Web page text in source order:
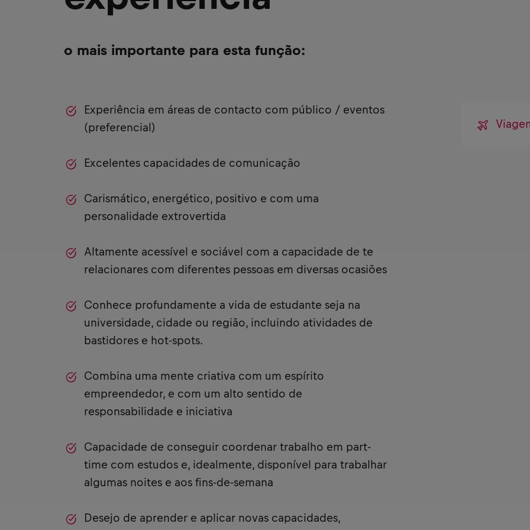
o mais importante para esta função:
Experiência em áreas de contacto com público / eventos
(preferencial)
Excelentes capacidades de comunicação
Carismático, energético, positivo e com uma
personalidade extrovertida
Altamente acessível e sociável com a capacidade de te
relacionares com diferentes pessoas em diversas ocasiões
Conhece profundamente a vida de estudante seja na
universidade, cidade ou região, incluindo atividades de
bastidores e hot-spots.
Combina uma mente criativa com um espírito
empreendedor, e com um alto sentido de
responsabilidade e iniciativa
Capacidade de conseguir coordenar trabalho em part-
time com estudos e, idealmente, disponível para trabalhar
algumas noites e aos fins-de-semana
Desejo de aprender e aplicar novas capacidades,